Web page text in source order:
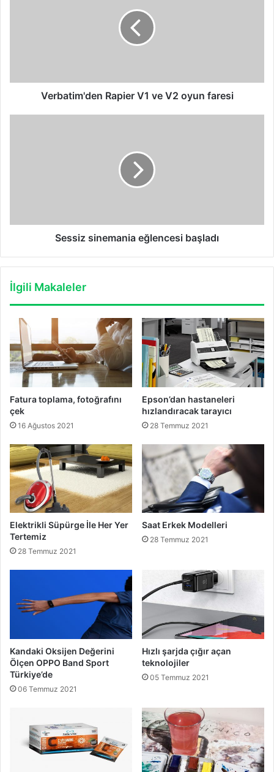
Verbatim'den Rapier V1 ve V2 oyun faresi
Sessiz sinemania eğlencesi başladı
İlgili Makaleler
Fatura toplama, fotoğrafını
çek
16 Ağustos 2021
Epson’dan hastaneleri
hızlandıracak tarayıcı
28 Temmuz 2021
Elektrikli Süpürge İle Her Yer
Tertemiz
28 Temmuz 2021
Saat Erkek Modelleri
28 Temmuz 2021
Kandaki Oksijen Değerini
Ölçen OPPO Band Sport
Türkiye’de
06 Temmuz 2021
Hızlı şarjda çığır açan
teknolojiler
05 Temmuz 2021